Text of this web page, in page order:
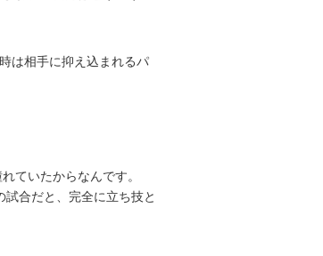
は相手に抑え込まれるパ
ていたからなんです。
合だと、完全に立ち技と